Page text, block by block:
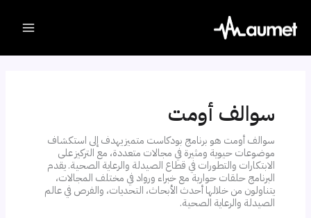
content
سوالف أومت
سوالف أومت هو برنامج بودكاست متميز يهدف إلى استكشاف
موضوعات حيوية ومثيرة في مجالات متعددة، مع التركيز على
الابتكارات والتطورات في قطاع الصيدلة والرعاية الصحية. يقدم
البرنامج حلقات حوارية مع خبراء ورواد في مختلف المجالات،
يتناولون من خلالها أحدث الأبحاث، التحديات، والفرص في عالم
الصيدلة والرعاية الصحية.